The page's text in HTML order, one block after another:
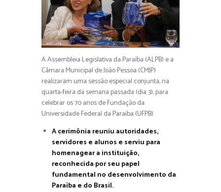
A Assembleia Legislativa da Paraíba (ALPB) e a
Câmara Municipal de João Pessoa (CMJP)
realizaram uma sessão especial conjunta, na
quarta-feira da semana passada (dia 3), para
celebrar os 70 anos de Fundação da
Universidade Federal da Paraíba (UFPB).
A cerimônia reuniu autoridades,
servidores e alunos e serviu para
homenagear a instituição,
reconhecida por seu papel
fundamental no desenvolvimento da
Paraíba e do Brasil.